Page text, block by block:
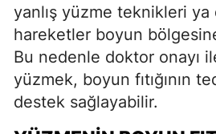
yanlış yüzme teknikleri ya
hareketler boyun
Bu nedenle doktor onayı
yüzmek, boyun fıtığının
destek sağlayabilir.